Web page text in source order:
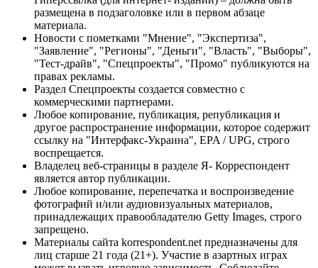
размещена в подзаголовке или в первом абзаце
материала.
Новости с пометками "Мнение", "Экспертиза",
"Заявление", "Регионы", "Деньги", "Власть", "Выборы",
"Тест-драйв", "Спецпроекты", "Промо" публикуются на
правах рекламы.
Раздел Спецпроекты создается совместно с
коммерческими партнерами.
Любое копирование, публикация, републикация и
другое распространение информации, которое содержит
ссылку на "Интерфакс-Украина", EPA / UPG, строго
воспрещается.
Владелец веб-страницы в разделе Я- Корреспондент
является автор публикации.
Любое копирование, перепечатка и воспроизведение
фотографий и/или аудиовизуальных материалов,
принадлежащих правообладателю Getty Images, строго
запрещено.
Материалы сайта korrespondent.net предназначены для
лиц старше 21 года (21+). Участие в азартных играх